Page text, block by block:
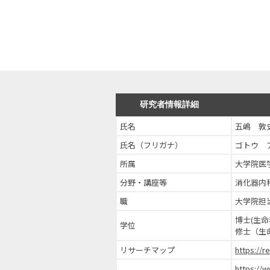
研究者情報詳細
氏名
五嶋 敦
氏名（フリガナ）
ゴトウ
所属
大学院医
分野・講座等
消化器内
職
大学院担
学位
博士(生
修士（生
リサーチマップ
https://